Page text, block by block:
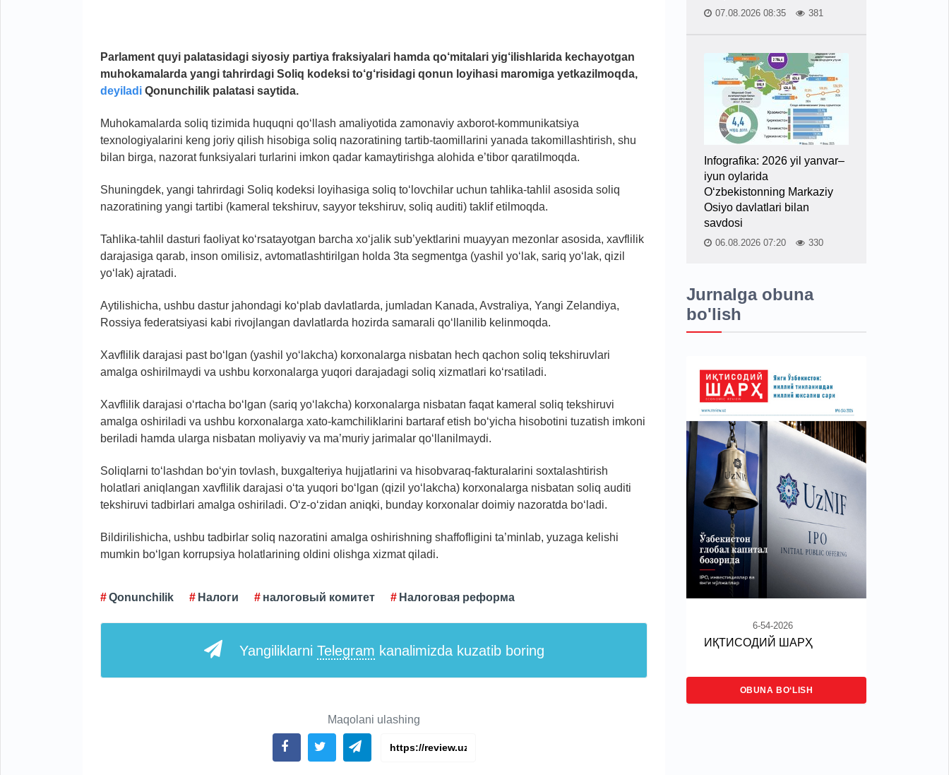
Parlament quyi palatasidagi siyosiy partiya fraksiyalari hamda qo‘mitalari yig‘ilishlarida kechayotgan
muhokamalarda yangi tahrirdagi Soliq kodeksi to‘g‘risidagi qonun loyihasi maromiga yetkazilmoqda,
deyiladi Qonunchilik palatasi saytida.
Muhokamalarda soliq tizimida huquqni qo‘llash amaliyotida zamonaviy axborot-kommunikatsiya
texnologiyalarini keng joriy qilish hisobiga soliq nazoratining tartib-taomillarini yanada takomillashtirish, shu
bilan birga, nazorat funksiyalari turlarini imkon qadar kamaytirishga alohida e’tibor qaratilmoqda.
Shuningdek, yangi tahrirdagi Soliq kodeksi loyihasiga soliq to‘lovchilar uchun tahlika-tahlil asosida soliq
nazoratining yangi tartibi (kameral tekshiruv, sayyor tekshiruv, soliq auditi) taklif etilmoqda.
Tahlika-tahlil dasturi faoliyat ko‘rsatayotgan barcha xo‘jalik sub’yektlarini muayyan mezonlar asosida, xavflilik
darajasiga qarab, inson omilisiz, avtomatlashtirilgan holda 3ta segmentga (yashil yo‘lak, sariq yo‘lak, qizil
yo‘lak) ajratadi.
Aytilishicha, ushbu dastur jahondagi ko‘plab davlatlarda, jumladan Kanada, Avstraliya, Yangi Zelandiya,
Rossiya federatsiyasi kabi rivojlangan davlatlarda hozirda samarali qo‘llanilib kelinmoqda.
Xavflilik darajasi past bo‘lgan (yashil yo‘lakcha) korxonalarga nisbatan hech qachon soliq tekshiruvlari
amalga oshirilmaydi va ushbu korxonalarga yuqori darajadagi soliq xizmatlari ko‘rsatiladi.
Xavflilik darajasi o‘rtacha bo‘lgan (sariq yo‘lakcha) korxonalarga nisbatan faqat kameral soliq tekshiruvi
amalga oshiriladi va ushbu korxonalarga xato-kamchiliklarini bartaraf etish bo‘yicha hisobotini tuzatish imkoni
beriladi hamda ularga nisbatan moliyaviy va ma’muriy jarimalar qo‘llanilmaydi.
Soliqlarni to‘lashdan bo‘yin tovlash, buxgalteriya hujjatlarini va hisobvaraq-fakturalarini soxtalashtirish
holatlari aniqlangan xavflilik darajasi o‘ta yuqori bo‘lgan (qizil yo‘lakcha) korxonalarga nisbatan soliq auditi
tekshiruvi tadbirlari amalga oshiriladi. O‘z-o‘zidan aniqki, bunday korxonalar doimiy nazoratda bo‘ladi.
Bildirilishicha, ushbu tadbirlar soliq nazoratini amalga oshirishning shaffofligini ta’minlab, yuzaga kelishi
mumkin bo‘lgan korrupsiya holatlarining oldini olishga xizmat qiladi.
Qonunchilik Налоги налоговый комитет Налоговая реформа
Yangiliklarni Telegram kanalimizda kuzatib boring
Maqolani ulashing
07.08.2026 08:35 381
Infografika: 2026 yil yanvar–
iyun oylarida
O‘zbekistonning Markaziy
Osiyo davlatlari bilan
savdosi
06.08.2026 07:20 330
Jurnalga obuna
bo'lish
6-54-2026
ИҚТИСОДИЙ ШАРҲ
OBUNA BO‘LISH